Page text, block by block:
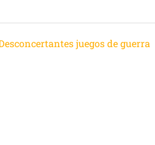
juegos de guerra